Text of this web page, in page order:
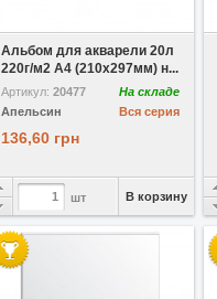
Альбом для акварели 20л
220г/м2 A4 (210x297мм) н...
Артикул: 20477
На складе
Вся серия
Апельсин
136,60 грн
шт В корзину